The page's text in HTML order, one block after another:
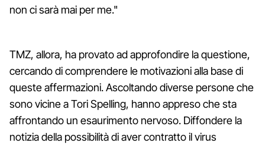
non ci sarà mai per me."
TMZ, allora, ha provato ad approfondire la questione,
cercando di comprendere le motivazioni alla base di
queste affermazioni. Ascoltando diverse persone che
sono vicine a Tori Spelling, hanno appreso che sta
affrontando un esaurimento nervoso. Diffondere la
notizia della possibilità di aver contratto il virus